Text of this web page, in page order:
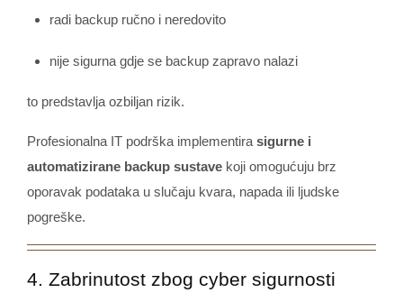
radi backup ručno i neredovito
nije sigurna gdje se backup zapravo nalazi
to predstavlja ozbiljan rizik.
Profesionalna IT podrška implementira sigurne i
automatizirane backup sustave koji omogućuju brz
oporavak podataka u slučaju kvara, napada ili ljudske
pogreške.
4. Zabrinutost zbog cyber sigurnosti